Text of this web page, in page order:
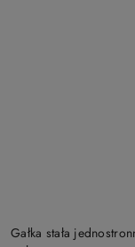
Gałka stała